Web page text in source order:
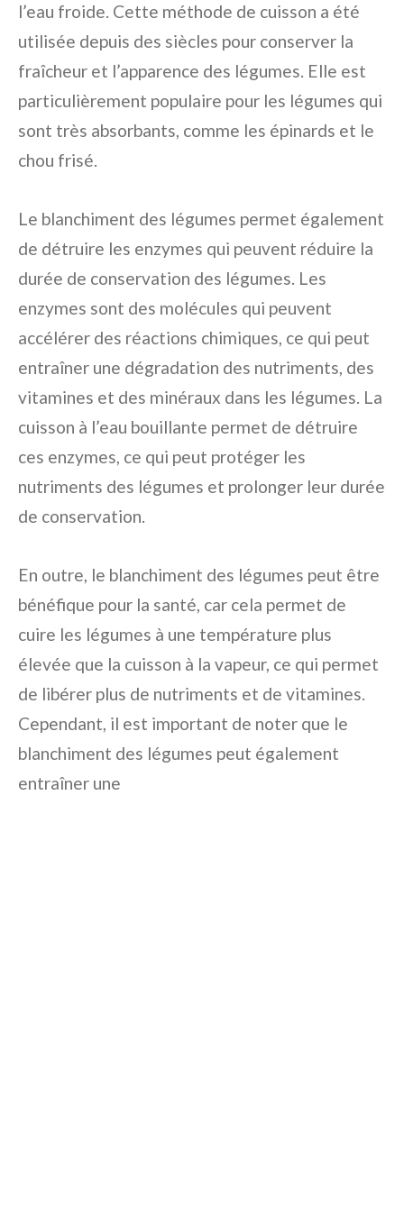
l’eau froide. Cette méthode de cuisson a été
utilisée depuis des siècles pour conserver la
fraîcheur et l’apparence des légumes. Elle est
particulièrement populaire pour les légumes qui
sont très absorbants, comme les épinards et le
chou frisé.
Le blanchiment des légumes permet également
de détruire les enzymes qui peuvent réduire la
durée de conservation des légumes. Les
enzymes sont des molécules qui peuvent
accélérer des réactions chimiques, ce qui peut
entraîner une dégradation des nutriments, des
vitamines et des minéraux dans les légumes. La
cuisson à l’eau bouillante permet de détruire
ces enzymes, ce qui peut protéger les
nutriments des légumes et prolonger leur durée
de conservation.
En outre, le blanchiment des légumes peut être
bénéfique pour la santé, car cela permet de
cuire les légumes à une température plus
élevée que la cuisson à la vapeur, ce qui permet
de libérer plus de nutriments et de vitamines.
Cependant, il est important de noter que le
blanchiment des légumes peut également
entraîner une